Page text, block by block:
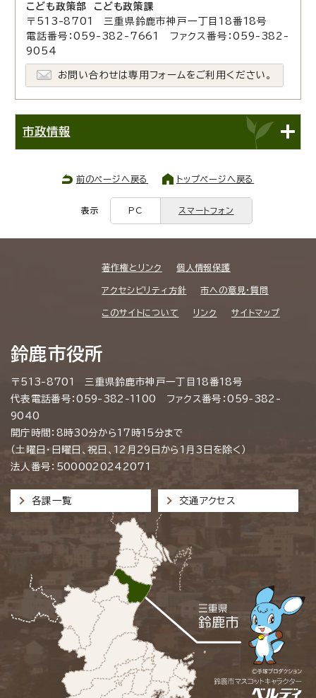
こども政策部 こども政策課
〒513-8701 三重県鈴鹿市神戸一丁目18番18号
電話番号：059-382-7661 ファクス番号：059-382-
9054
お問い合わせは専用フォームをご利用ください。
市政情報
前のページへ戻る トップページへ戻る
表示 PC スマートフォン
著作権とリンク 個人情報保護
アクセシビリティ方針 市への意見・質問
このサイトについて リンク サイトマップ
鈴鹿市役所
〒513-8701 三重県鈴鹿市神戸一丁目18番18号
代表電話番号：059-382-1100 ファクス番号：059-382-
9040
開庁時間：8時30分から17時15分まで
（土曜日・日曜日、祝日、12月29日から1月3日を除く）
法人番号：5000020242071
各課一覧 交通アクセス